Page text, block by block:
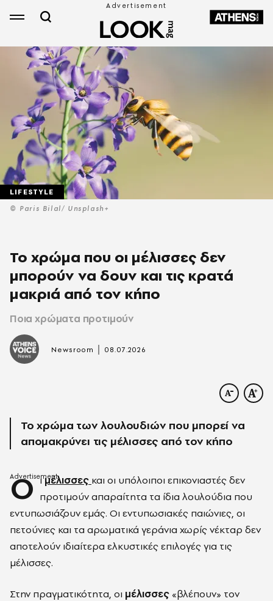
© Paris Bilal/ Unsplash+
LIFESTYLE
Το χρώμα που οι μέλισσες δεν
μπορούν να δουν και τις κρατά
μακριά από τον κήπο
Ποια χρώματα προτιμούν
Newsroom 08.07.2026
Το χρώμα των λουλουδιών που μπορεί να
απομακρύνει τις μέλισσες από τον κήπο
Ο ιμέλισσες και οι υπόλοιποι επικονιαστές δεν
προτιμούν απαραίτητα τα ίδια λουλούδια που
εντυπωσιάζουν εμάς. Οι εντυπωσιακές παιώνιες, οι
πετούνιες και τα αρωματικά γεράνια χωρίς νέκταρ δεν
αποτελούν ιδιαίτερα ελκυστικές επιλογές για τις
μέλισσες.
Στην πραγματικότητα, οι μέλισσες «βλέπουν» τον